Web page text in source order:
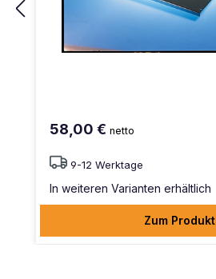
58,00 € netto
9-12 Werktage
In weiteren Varianten erhältlich
Zum Produkt